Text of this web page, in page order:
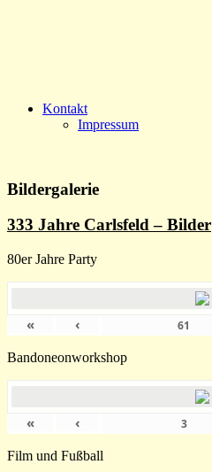
Kontakt
Impressum
Bildergalerie
333 Jahre Carlsfeld – Bilder
80er Jahre Party
« ‹
Bandoneonworkshop
« ‹
Film und Fußball